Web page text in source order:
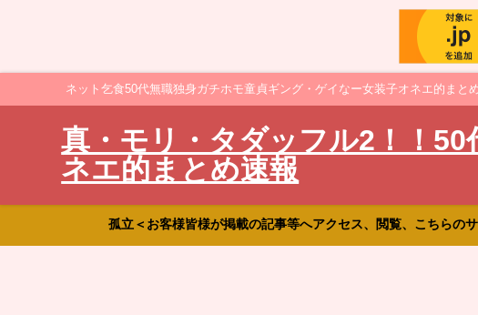
ネット乞食50代無職独身ガチホモ童貞ギング・ゲイなー女装子オネエ的ま
真・モリ・タダッフル2！！
ネエ的まとめ速報
孤立＜お客様皆様が掲載の記事等へアクセス、閲覧、こちらの